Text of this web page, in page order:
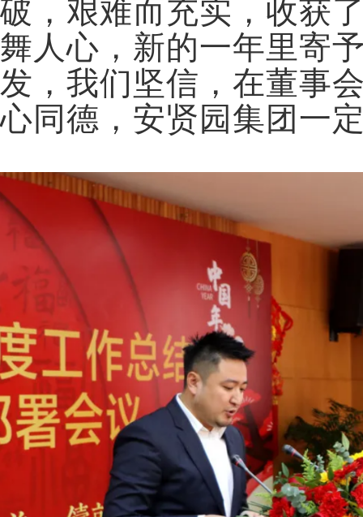
破，艰难而充实，收获
舞人心，新的一年里寄
发，我们坚信，在董事
心同德，安贤园集团一